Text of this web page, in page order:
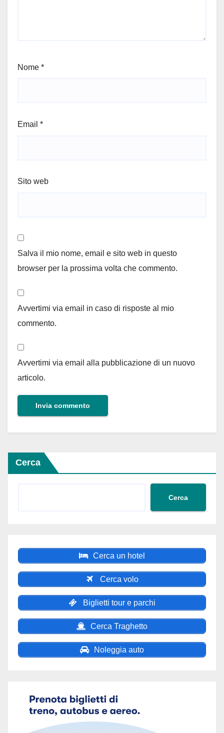
Nome *
Email *
Sito web
Salva il mio nome, email e sito web in questo
browser per la prossima volta che commento.
Avvertimi via email in caso di risposte al mio
commento.
Avvertimi via email alla pubblicazione di un nuovo
articolo.
Cerca
Cerca
Cerca un hotel
Cerca volo
Biglietti tour e parchi
Cerca Traghetto
Noleggia auto